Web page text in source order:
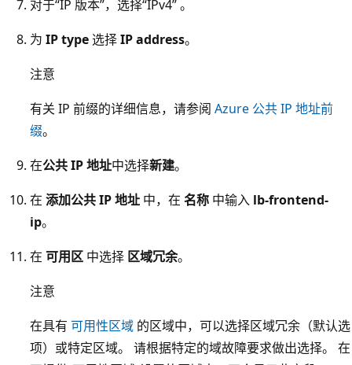
对于“IP 版本”，选择“IPv4” 。
为 IP type选择IP address。
注意
有关 IP 前缀的详细信息，请参阅 Azure 公共 IP 地址前
缀。
在公共 IP 地址中选择新建。
在 添加公共 IP 地址 中，在 名称 中输入 lb-frontend-
ip。
在 可用区 中选择 区域冗余。
注意
在具有 可用性区域 的区域中，可以选择区域冗余（默认选
项）或特定区域。 请根据特定的域故障要求做出选择。 在